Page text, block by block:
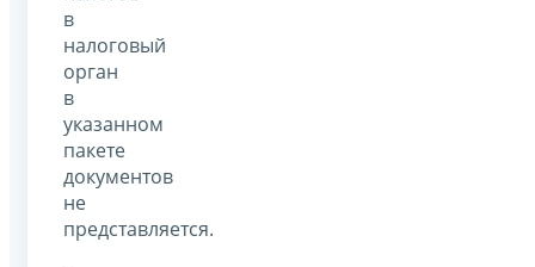
в
налоговый
орган
в
указанном
пакете
документов
не
представляется.